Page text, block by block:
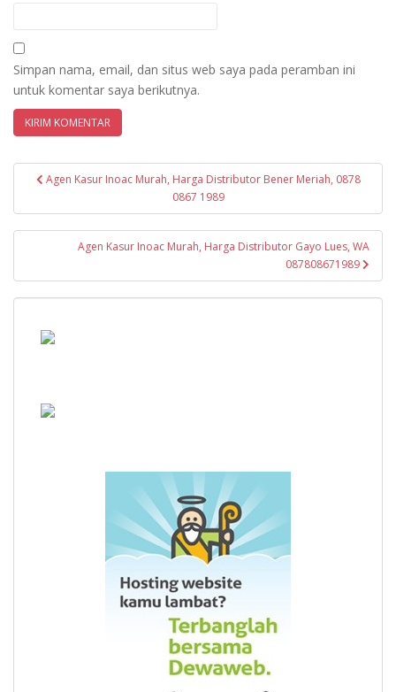
Simpan nama, email, dan situs web saya pada peramban ini
untuk komentar saya berikutnya.
Navigasi
Agen Kasur Inoac Murah, Harga Distributor Bener Meriah, 0878
0867 1989
Agen Kasur Inoac Murah, Harga Distributor Gayo Lues, WA
087808671989